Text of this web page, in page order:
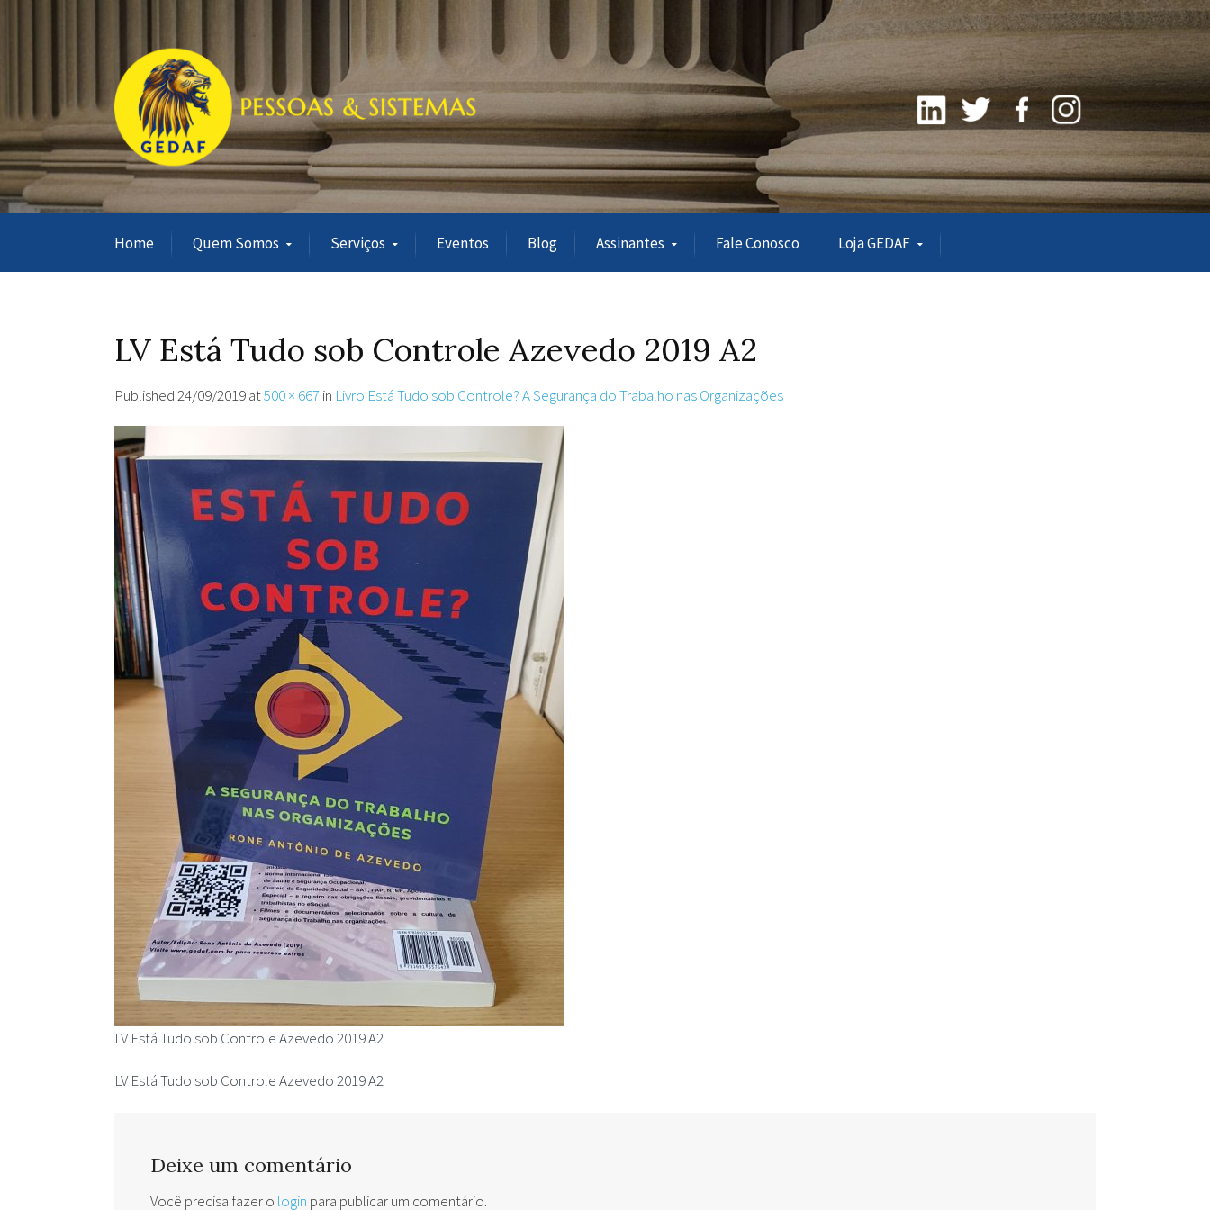
Home Quem Somos Serviços Eventos Blog Assinantes Fale Conosco Loja GEDAF
LV Está Tudo sob Controle Azevedo 2019 A2
Published24/09/2019at500 × 667 in Livro Está Tudo sob Controle? A Segurança do Trabalho nas Organizações
LV Está Tudo sob Controle Azevedo 2019 A2
LV Está Tudo sob Controle Azevedo 2019 A2
Deixe um comentário
Você precisa fazer o login para publicar um comentário.